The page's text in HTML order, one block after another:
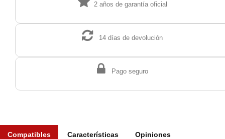
2 años de garantía oficial
14 días de devolución
Pago seguro
Compatibles Características Opiniones